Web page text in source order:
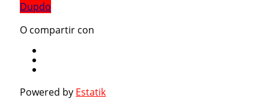
Dupdo
O compartir con
Powered by Estatik